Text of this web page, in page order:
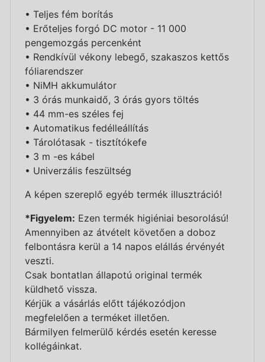
• Teljes fém borítás
• Erőteljes forgó DC motor - 11 000
pengemozgás percenként
• Rendkívül vékony lebegő, szakaszos kettős
fóliarendszer
• NiMH akkumulátor
• 3 órás munkaidő, 3 órás gyors töltés
• 44 mm-es széles fej
• Automatikus fedélleállítás
• Tárolótasak - tisztítókefe
• 3 m -es kábel
• Univerzális feszültség
A képen szereplő egyéb termék illusztráció!
*Figyelem: Ezen termék higiéniai besorolású!
Amennyiben az átvételt követően a doboz
felbontásra kerül a 14 napos elállás érvényét
veszti.
Csak bontatlan állapotú original termék
küldhető vissza.
Kérjük a vásárlás előtt tájékozódjon
megfelelően a terméket illetően.
Bármilyen felmerülő kérdés esetén keresse
kollégáinkat.